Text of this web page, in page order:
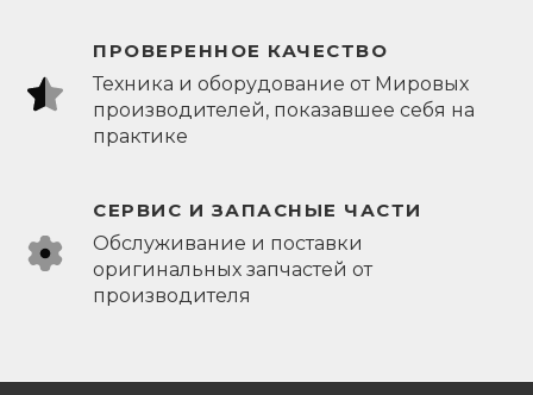
ПРОВЕРЕННОЕ КАЧЕСТВО
Техника и оборудование от Мировых
производителей, показавшее себя на
практике
СЕРВИС И ЗАПАСНЫЕ ЧАСТИ
Обслуживание и поставки
оригинальных запчастей от
производителя